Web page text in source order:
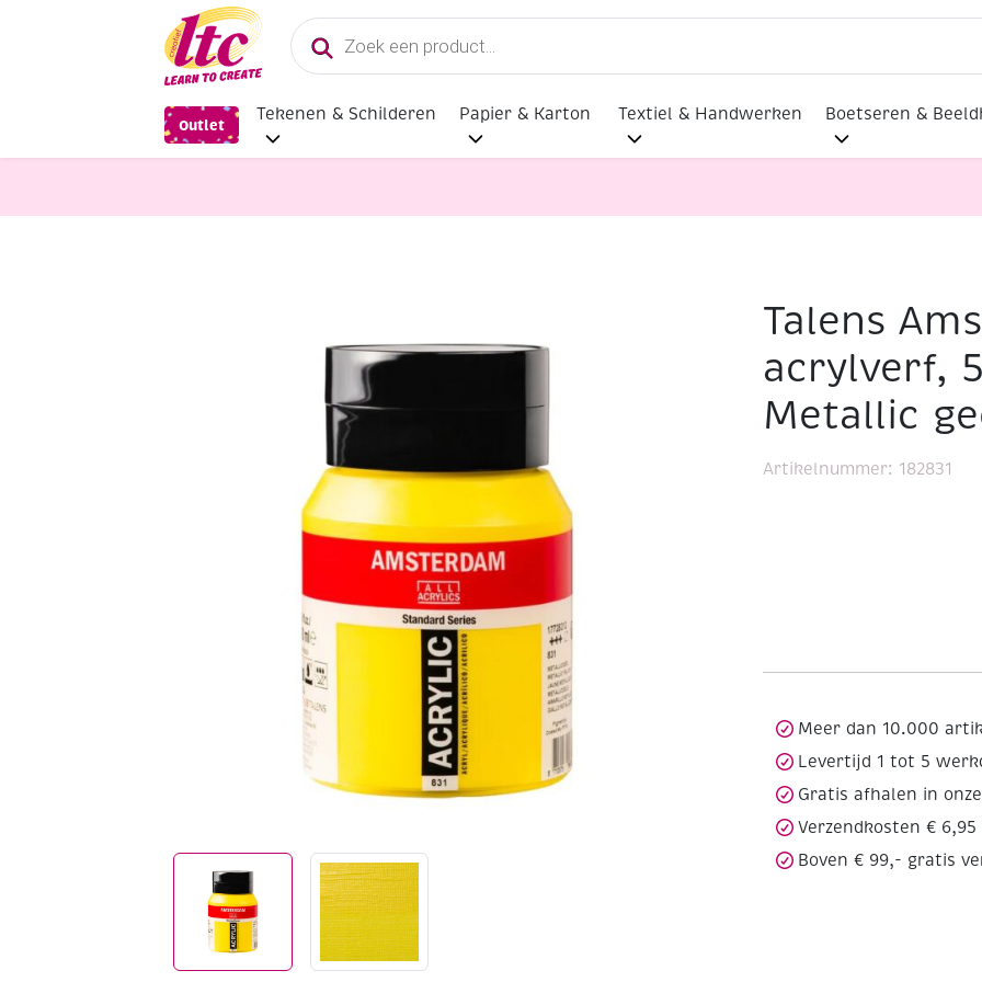
Producten
zoeken
Outlet
Tekenen & Schilderen Papier & Karton Textiel & Handwerken Boetseren &
Talens
acrylverf,
Metallic
Artikelnummer: 182831
Meer dan 10.000
Levertijd 1 tot 5
Gratis afhalen in
Verzendkosten € 6,95
Boven € 99,- gratis